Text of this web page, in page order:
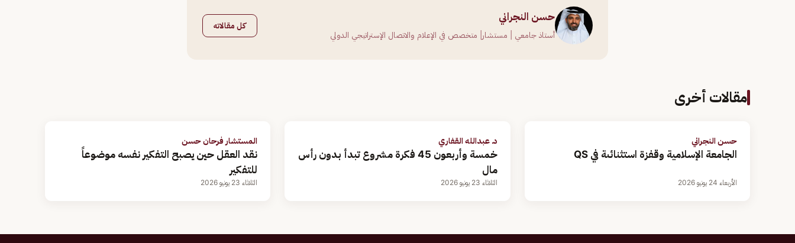
حسن النجراني
أستاذ جامعي | مستشار| متخصص في الإعلام والاتصال الإستراتيجي الدولي
كل مقالاته
مقالات أخرى
حسن النجراني
الجامعة الإسلامية وقفزة استثنائىة في QS
الأربعاء 24 يونيو 2026
د. عبدالله القفاري
خمسة وأربعون 45 فكرة مشروع تبدأ بدون رأس
مال
الثلاثاء 23 يونيو 2026
المستشار فرحان حسن
نقد العقل حين يصبح التفكير نفسه موضوعاً
للتفكير
الثلاثاء 23 يونيو 2026